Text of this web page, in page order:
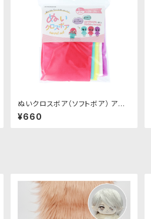
ぬいクロスボア（ソフトボア） アソ
ートセット（ビビッドカラー）｜清原
株式会社
¥660